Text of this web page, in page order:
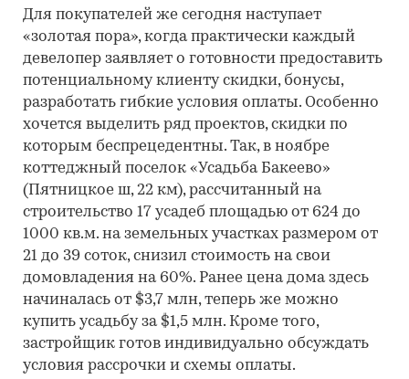
Для покупателей же сегодня наступает
«золотая пора», когда практически каждый
девелопер заявляет о готовности предоставить
потенциальному клиенту скидки, бонусы,
разработать гибкие условия оплаты. Особенно
хочется выделить ряд проектов, скидки по
которым беспрецедентны. Так, в ноябре
коттеджный поселок «Усадьба Бакеево»
(Пятницкое ш, 22 км), рассчитанный на
строительство 17 усадеб площадью от 624 до
1000 кв.м. на земельных участках размером от
21 до 39 соток, снизил стоимость на свои
домовладения на 60%. Ранее цена дома здесь
начиналась от $3,7 млн, теперь же можно
купить усадьбу за $1,5 млн. Кроме того,
застройщик готов индивидуально обсуждать
условия рассрочки и схемы оплаты.